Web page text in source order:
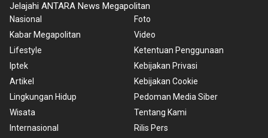
Jelajahi ANTARA News Megapolitan
Nasional
Kabar Megapolitan
Lifestyle
Iptek
Artikel
Lingkungan Hidup
Wisata
Internasional
Foto
Video
Ketentuan Penggunaan
Kebijakan Privasi
Kebijakan Cookie
Pedoman Media Siber
Tentang Kami
Rilis Pers